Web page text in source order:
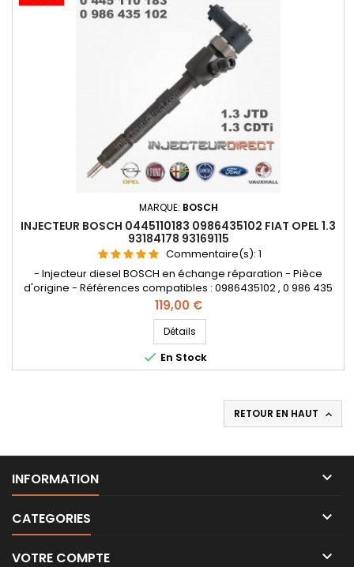
MARQUE: BOSCH
INJECTEUR BOSCH 0445110183 0986435102 FIAT OPEL 1.3
93184178 93169115
Commentaire(s): 1
- Injecteur diesel BOSCH en échange réparation - Pièce
d'origine - Références compatibles : 0986435102 , 0 986 435
102 , 0000071794966 , 55197124 , 55197875 , 71794966 , 1538758 ,
9S519F593BA , 93183910 , 93190435 - Pour motorisation Fiat
Lancia 1.3JTD , Opel 1.3CDTI , Ford 1.3TDCi Pièce d'origine
Prix
119,00 €
Détails
 En Stock
RETOUR EN HAUT 
INFORMATION 
CATEGORIES 
VOTRE COMPTE 